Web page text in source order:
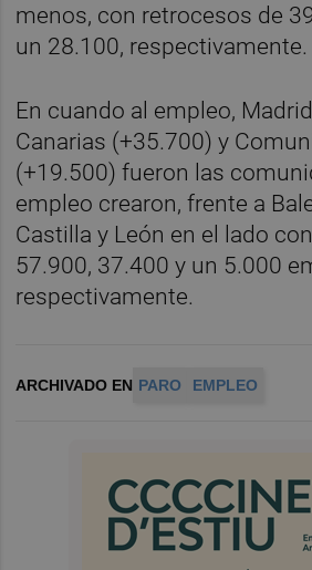
menos, con retrocesos de
un 28.100, respectivamente.
En cuando al empleo,
Canarias (+35.700) y
(+19.500) fueron las
empleo crearon, frente a
Castilla y León en el lado
57.900, 37.400 y un 5.000
respectivamente.
ARCHIVADO EN PARO EMPLEO